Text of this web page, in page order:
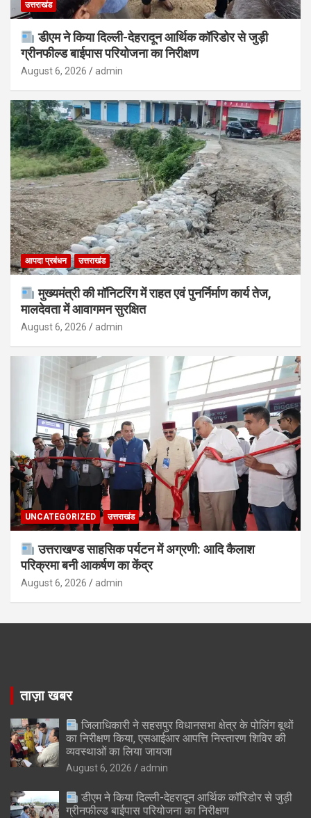
उत्तराखंड
डीएम ने किया दिल्ली-देहरादून आर्थिक कॉरिडोर से जुड़ी
ग्रीनफील्ड बाईपास परियोजना का निरीक्षण
August 6, 2026 admin
आपदा प्रबंधन उत्तराखंड
मुख्यमंत्री की मॉनिटरिंग में राहत एवं पुनर्निर्माण कार्य तेज,
मालदेवता में आवागमन सुरक्षित
August 6, 2026 admin
UNCATEGORIZED उत्तराखंड
उत्तराखण्ड साहसिक पर्यटन में अग्रणी: आदि कैलाश
परिक्रमा बनी आकर्षण का केंद्र
August 6, 2026 admin
ताज़ा खबर
जिलाधिकारी ने सहसपुर विधानसभा क्षेत्र के पोलिंग बूथों
का निरीक्षण किया, एसआईआर आपत्ति निस्तारण शिविर की
व्यवस्थाओं का लिया जायजा
August 6, 2026 admin
डीएम ने किया दिल्ली-देहरादून आर्थिक कॉरिडोर से जुड़ी
ग्रीनफील्ड बाईपास परियोजना का निरीक्षण